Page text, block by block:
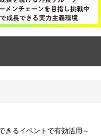
きるイベントで有効活用～